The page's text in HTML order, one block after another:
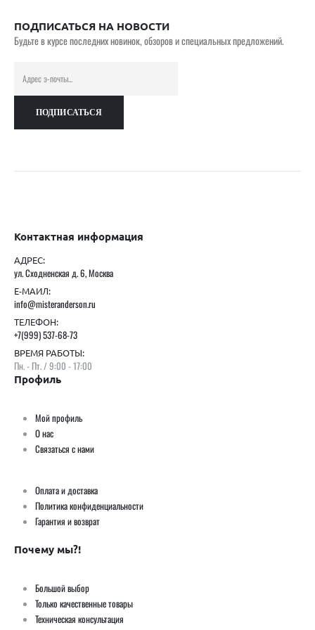
ПОДПИСАТЬСЯ НА НОВОСТИ
Будьте в курсе последних новинок, обзоров и специальных предложений.
Контактная информация
АДРЕС:
ул. Сходненская д. 6, Москва
Е-МАИЛ:
info@misteranderson.ru
ТЕЛЕФОН:
+7(999) 537-68-73
ВРЕМЯ РАБОТЫ:
Пн. - Пт. / 9:00 - 17:00
Профиль
Мой профиль
О нас
Связаться с нами
Оплата и доставка
Политика конфиденциальности
Гарантия и возврат
Почему мы?!
Большой выбор
Только качественные товары
Техническая консультация